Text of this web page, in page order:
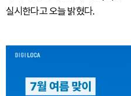
실시한다고 오늘 밝혔다.